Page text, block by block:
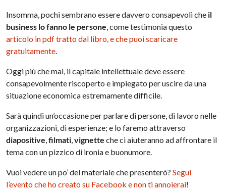
Insomma, pochi sembrano essere davvero consapevoli che il
business lo fanno le persone, come testimonia questo
articolo in pdf tratto dal libro, e che puoi scaricare
gratuitamente.
Oggi più che mai, il capitale intellettuale deve essere
consapevolmente riscoperto e impiegato per uscire da una
situazione economica estremamente difficile.
Sarà quindi un’occasione per parlare di persone, di lavoro nelle
organizzazioni, di esperienze; e lo faremo attraverso
diapositive,filmati,vignette che ci aiuteranno ad affrontare il
tema con un pizzico di ironia e buonumore.
Vuoi vedere un po’ del materiale che presenterò?Segui
l’evento che ho creato su Facebook e non ti annoierai!